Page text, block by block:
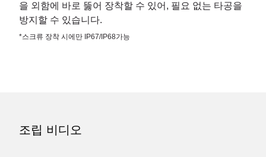
을 외함에 바로 뚫어 장착할 수 있어, 필요 없는 타공을
방지할 수 있습니다.
*스크류 장착 시에만 IP67/IP68가능
조립 비디오